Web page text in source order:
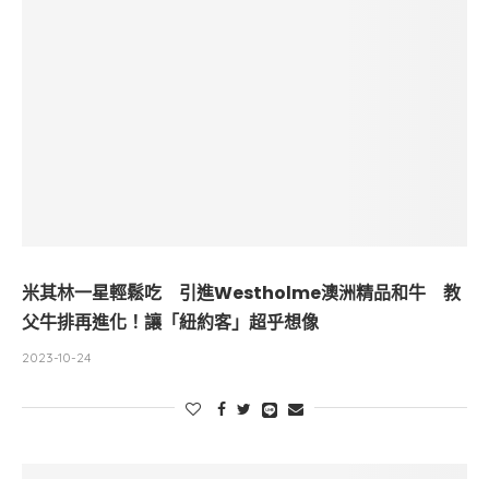
米其林一星輕鬆吃 引進Westholme澳洲精品和牛 教
父牛排再進化！讓「紐約客」超乎想像
2023-10-24